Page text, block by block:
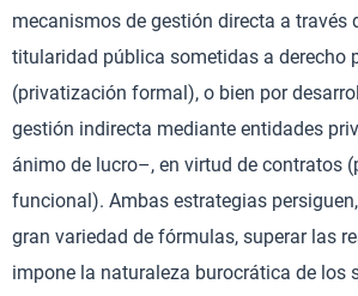
mecanismos de gestión directa a través
titularidad pública sometidas a derecho
(privatización formal), o bien por
gestión indirecta mediante entidades
ánimo de lucro–, en virtud de contratos
funcional). Ambas estrategias
gran variedad de fórmulas, superar las
impone la naturaleza burocrática de los